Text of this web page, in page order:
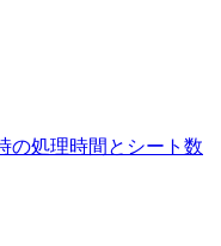
の処理時間とシート数